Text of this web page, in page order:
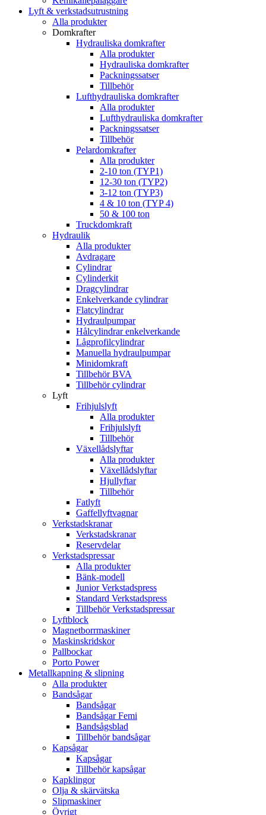
Lyft & verkstadsutrustning
Alla produkter
Domkrafter
Hydrauliska domkrafter
Alla produkter
Hydrauliska domkrafter
Packningssatser
Tillbehör
Lufthydrauliska domkrafter
Alla produkter
Lufthydrauliska domkrafter
Packningssatser
Tillbehör
Pelardomkrafter
Alla produkter
2-10 ton (TYP1)
12-30 ton (TYP2)
3-12 ton (TYP3)
4 & 10 ton (TYP 4)
50 & 100 ton
Truckdomkraft
Hydraulik
Alla produkter
Avdragare
Cylindrar
Cylinderkit
Dragcylindrar
Enkelverkande cylindrar
Flatcylindrar
Hydraulpumpar
Hålcylindrar enkelverkande
Lågprofilcylindrar
Manuella hydraulpumpar
Minidomkraft
Tillbehör BVA
Tillbehör cylindrar
Lyft
Frihjulslyft
Alla produkter
Frihjulslyft
Tillbehör
Växellådslyftar
Alla produkter
Växellådslyftar
Hjullyftar
Tillbehör
Fatlyft
Gaffellyftvagnar
Verkstadskranar
Verkstadskranar
Reservdelar
Verkstadspressar
Alla produkter
Bänk-modell
Junior Verkstadspress
Standard Verkstadspress
Tillbehör Verkstadspressar
Lyftblock
Magnetborrmaskiner
Maskinskridskor
Pallbockar
Porto Power
Metallkapning & slipning
Alla produkter
Bandsågar
Bandsågar
Bandsågar Femi
Bandsågsblad
Tillbehör bandsågar
Kapsågar
Kapsågar
Tillbehör kapsågar
Kapklingor
Olja & skärvätska
Slipmaskiner
Övrigt